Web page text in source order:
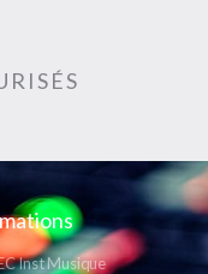
Inst Musique